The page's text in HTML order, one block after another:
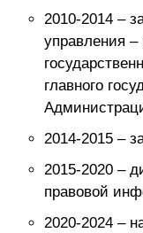
2010-2014 –
управления –
главного
2014-2015 –
2015-2020 –
правовой
2020-2024 –